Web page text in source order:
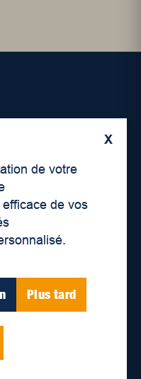
X
de votre
de vos
Plus tard